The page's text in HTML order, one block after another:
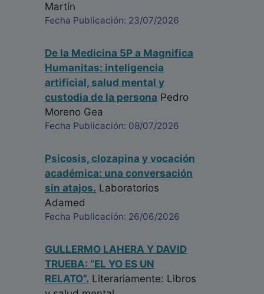
Martín
Fecha Publicación: 23/07/2026
De la Medicina 5P a Magnifica
Humanitas: inteligencia
artificial, salud mental y
custodia de la persona Pedro
Moreno Gea
Fecha Publicación: 08/07/2026
Psicosis, clozapina y vocación
académica: una conversación
sin atajos. Laboratorios
Adamed
Fecha Publicación: 26/06/2026
GULLERMO LAHERA Y DAVID
TRUEBA: “EL YO ES UN
RELATO”. Literariamente: Libros